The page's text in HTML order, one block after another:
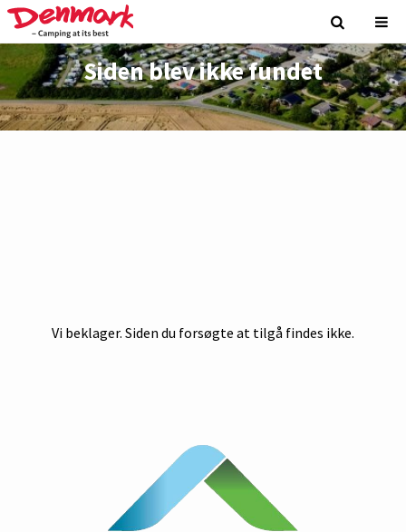
Siden blev ikke fundet
Vi beklager. Siden du forsøgte at tilgå findes ikke.